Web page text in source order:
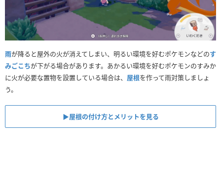
雨が降ると屋外の火が消えてしまい、明るい環境を好むポケモンなどのす
みごこちが下がる場合があります。あかるい環境を好むポケモンのすみか
に火が必要な置物を設置している場合は、 屋根を作って雨対策しましょ
う。
▶︎屋根の付け方とメリットを見る